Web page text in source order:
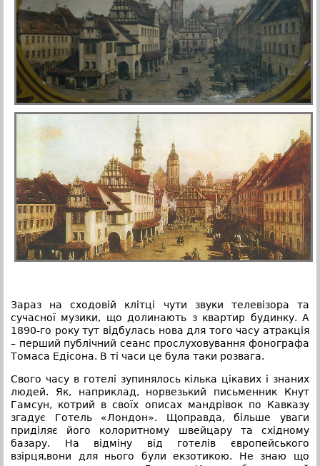
Зараз на сходовій клітці чути звуки телевізора та
сучасної музики, що долинають з квартир будинку. А
1890-го року тут відбулась нова для того часу атракція
– перший публічний сеанс прослуховування фонографа
Томаса Едісона. В ті часи це була таки розвага.
Свого часу в готелі зупинялось кілька цікавих і знаних
людей. Як, наприклад, норвезький письменник Кнут
Гамсун, котрий в своїх описах мандрівок по Кавказу
згадує Готель «Лондон». Щоправда, більше уваги
приділяє його колоритному швейцару та східному
базару. На відміну від готелів європейського
взірця,вони для нього були екзотикою. Не знаю що